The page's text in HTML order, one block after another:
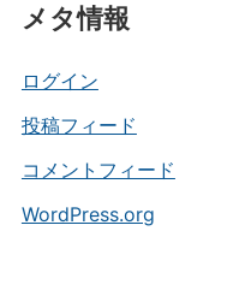
ゴ
ー
メタ情報
ログイン
投稿フィード
コメントフィード
WordPress.org